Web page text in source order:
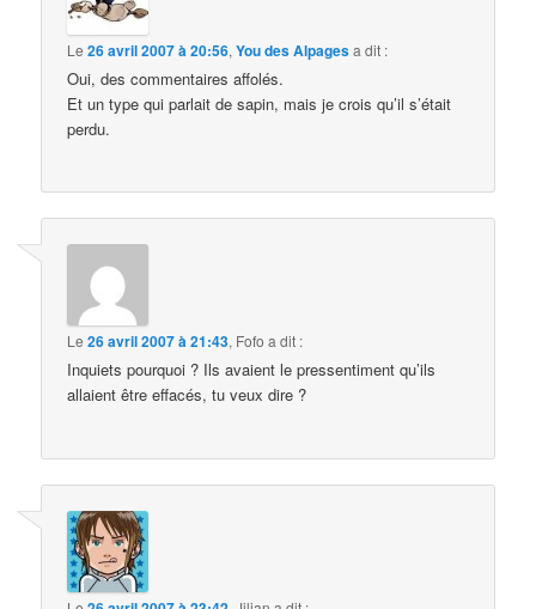
Le26 avril 2007 à 20:56,You des Alpagesa dit :
Oui, des commentaires affolés.
Et un type qui parlait de sapin, mais je crois qu’il s’était
perdu.
Le26 avril 2007 à 21:43, Fofo a dit :
Inquiets pourquoi ? Ils avaient le pressentiment qu’ils
allaient être effacés, tu veux dire ?